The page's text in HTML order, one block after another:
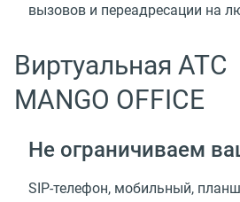
вызовов и переадресации на
Виртуальная АТС
MANGO OFFICE
Не ограничиваем
SIP-телефон, мобильный,